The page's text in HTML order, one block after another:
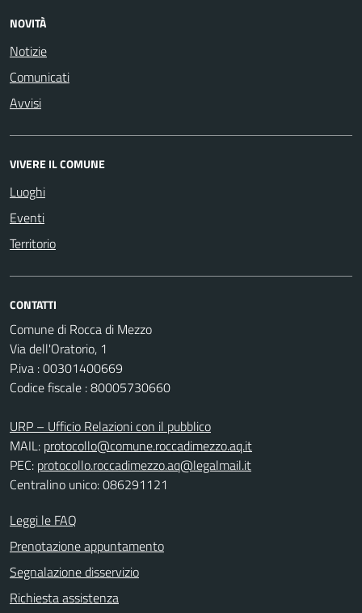
NOVITÀ
Notizie
Comunicati
Avvisi
VIVERE IL COMUNE
Luoghi
Eventi
Territorio
CONTATTI
Comune di Rocca di Mezzo
Via dell'Oratorio, 1
P.iva : 00301400669
Codice fiscale : 80005730660
URP – Ufficio Relazioni con il pubblico
MAIL: protocollo@comune.roccadimezzo.aq.it
PEC: protocollo.roccadimezzo.aq@legalmail.it
Centralino unico: 086291121
Leggi le FAQ
Prenotazione appuntamento
Segnalazione disservizio
Richiesta assistenza